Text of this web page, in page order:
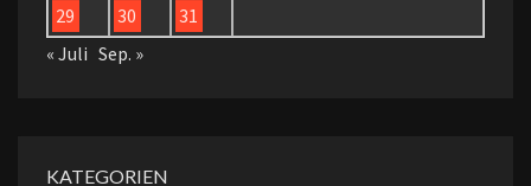
29
30
31
« Juli Sep. »
KATEGORIEN